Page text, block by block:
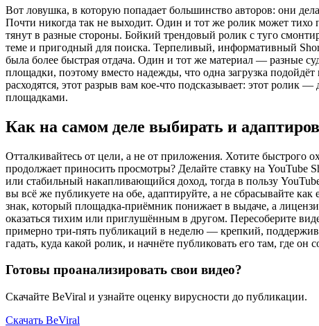
Вот ловушка, в которую попадает большинство авторов: они
Почти никогда так не выходит. Один и тот же ролик может тихо
тянут в разные стороны. Бойкий трендовый ролик с туго
теме и пригодный для поиска. Терпеливый, информативный
была более быстрая отдача. Один и тот же материал — разные
площадки, поэтому вместо надежды, что одна загрузка
расходятся, этот разрыв вам кое-что подсказывает: этот
площадками.
Как на самом деле выбирать и
Отталкивайтесь от цели, а не от приложения. Хотите быстрого
продолжает приносить просмотры? Делайте ставку на
или стабильный накапливающийся доход, тогда в пользу
вы всё же публикуете на обе, адаптируйте, а не сбрасывайте
знак, который площадка-приёмник понижает в выдаче, а
оказаться тихим или приглушённым в другом. Пересоберите
примерно три-пять публикаций в неделю — крепкий,
гадать, куда какой ролик, и начнёте публиковать его там, где он
Готовы проанализировать свои видео?
Скачайте BeViral и узнайте оценку вирусности до публикации.
Скачать BeViral